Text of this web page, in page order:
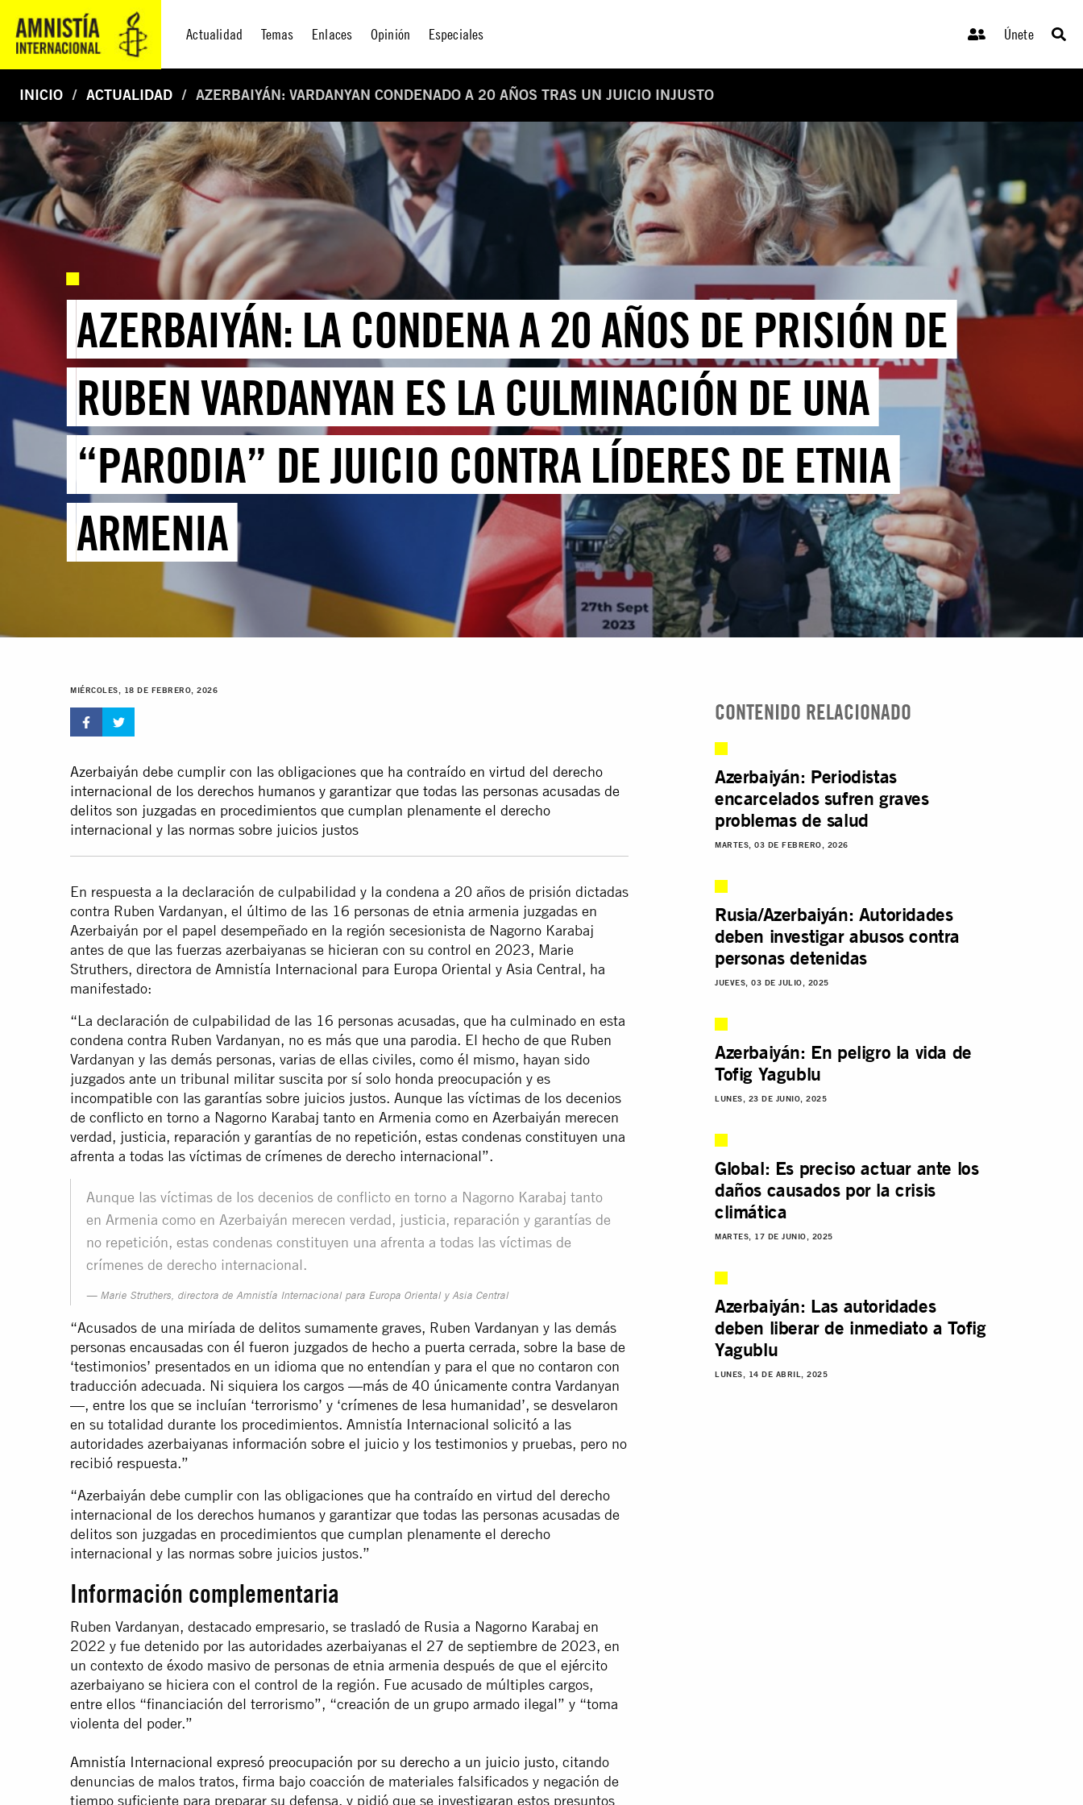
Actualidad Temas Enlaces Opinión Especiales Únete
INICIO ACTUALIDAD AZERBAIYÁN: VARDANYAN CONDENADO A 20 AÑOS TRAS UN JUICIO INJUSTO
AZERBAIYÁN: LA CONDENA A 20 AÑOS DE PRISIÓN DE
RUBEN VARDANYAN ES LA CULMINACIÓN DE UNA
“PARODIA” DE JUICIO CONTRA LÍDERES DE ETNIA
ARMENIA
MIÉRCOLES, 18 DE FEBRERO, 2026
Azerbaiyán debe cumplir con las obligaciones que ha contraído en virtud del derecho
internacional de los derechos humanos y garantizar que todas las personas acusadas de
delitos son juzgadas en procedimientos que cumplan plenamente el derecho
internacional y las normas sobre juicios justos
En respuesta a la declaración de culpabilidad y la condena a 20 años de prisión dictadas
contra Ruben Vardanyan, el último de las 16 personas de etnia armenia juzgadas en
Azerbaiyán por el papel desempeñado en la región secesionista de Nagorno Karabaj
antes de que las fuerzas azerbaiyanas se hicieran con su control en 2023, Marie
Struthers, directora de Amnistía Internacional para Europa Oriental y Asia Central, ha
manifestado:
“La declaración de culpabilidad de las 16 personas acusadas, que ha culminado en esta
condena contra Ruben Vardanyan, no es más que una parodia. El hecho de que Ruben
Vardanyan y las demás personas, varias de ellas civiles, como él mismo, hayan sido
juzgados ante un tribunal militar suscita por sí solo honda preocupación y es
incompatible con las garantías sobre juicios justos. Aunque las víctimas de los decenios
de conflicto en torno a Nagorno Karabaj tanto en Armenia como en Azerbaiyán merecen
verdad, justicia, reparación y garantías de no repetición, estas condenas constituyen una
afrenta a todas las víctimas de crímenes de derecho internacional”.
Aunque las víctimas de los decenios de conflicto en torno a Nagorno Karabaj tanto
en Armenia como en Azerbaiyán merecen verdad, justicia, reparación y garantías de
no repetición, estas condenas constituyen una afrenta a todas las víctimas de
crímenes de derecho internacional.
Marie Struthers, directora de Amnistía Internacional para Europa Oriental y Asia Central
“Acusados de una miríada de delitos sumamente graves, Ruben Vardanyan y las demás
personas encausadas con él fueron juzgados de hecho a puerta cerrada, sobre la base de
‘testimonios’ presentados en un idioma que no entendían y para el que no contaron con
traducción adecuada. Ni siquiera los cargos —más de 40 únicamente contra Vardanyan
—, entre los que se incluían ‘terrorismo’ y ‘crímenes de lesa humanidad’, se desvelaron
en su totalidad durante los procedimientos. Amnistía Internacional solicitó a las
autoridades azerbaiyanas información sobre el juicio y los testimonios y pruebas, pero no
recibió respuesta.”
“Azerbaiyán debe cumplir con las obligaciones que ha contraído en virtud del derecho
internacional de los derechos humanos y garantizar que todas las personas acusadas de
delitos son juzgadas en procedimientos que cumplan plenamente el derecho
internacional y las normas sobre juicios justos.”
Información complementaria
Ruben Vardanyan, destacado empresario, se trasladó de Rusia a Nagorno Karabaj en
2022 y fue detenido por las autoridades azerbaiyanas el 27 de septiembre de 2023, en
un contexto de éxodo masivo de personas de etnia armenia después de que el ejército
azerbaiyano se hiciera con el control de la región. Fue acusado de múltiples cargos,
entre ellos “financiación del terrorismo”, “creación de un grupo armado ilegal” y “toma
violenta del poder.”
Amnistía Internacional expresó preocupación por su derecho a un juicio justo, citando
denuncias de malos tratos, firma bajo coacción de materiales falsificados y negación de
tiempo suficiente para preparar su defensa, y pidió que se investigaran estos presuntos
CONTENIDO RELACIONADO
Azerbaiyán: Periodistas
encarcelados sufren graves
problemas de salud
MARTES, 03 DE FEBRERO, 2026
Rusia/Azerbaiyán: Autoridades
deben investigar abusos contra
personas detenidas
JUEVES, 03 DE JULIO, 2025
Azerbaiyán: En peligro la vida de
Tofig Yagublu
LUNES, 23 DE JUNIO, 2025
Global: Es preciso actuar ante los
daños causados por la crisis
climática
MARTES, 17 DE JUNIO, 2025
Azerbaiyán: Las autoridades
deben liberar de inmediato a Tofig
Yagublu
LUNES, 14 DE ABRIL, 2025